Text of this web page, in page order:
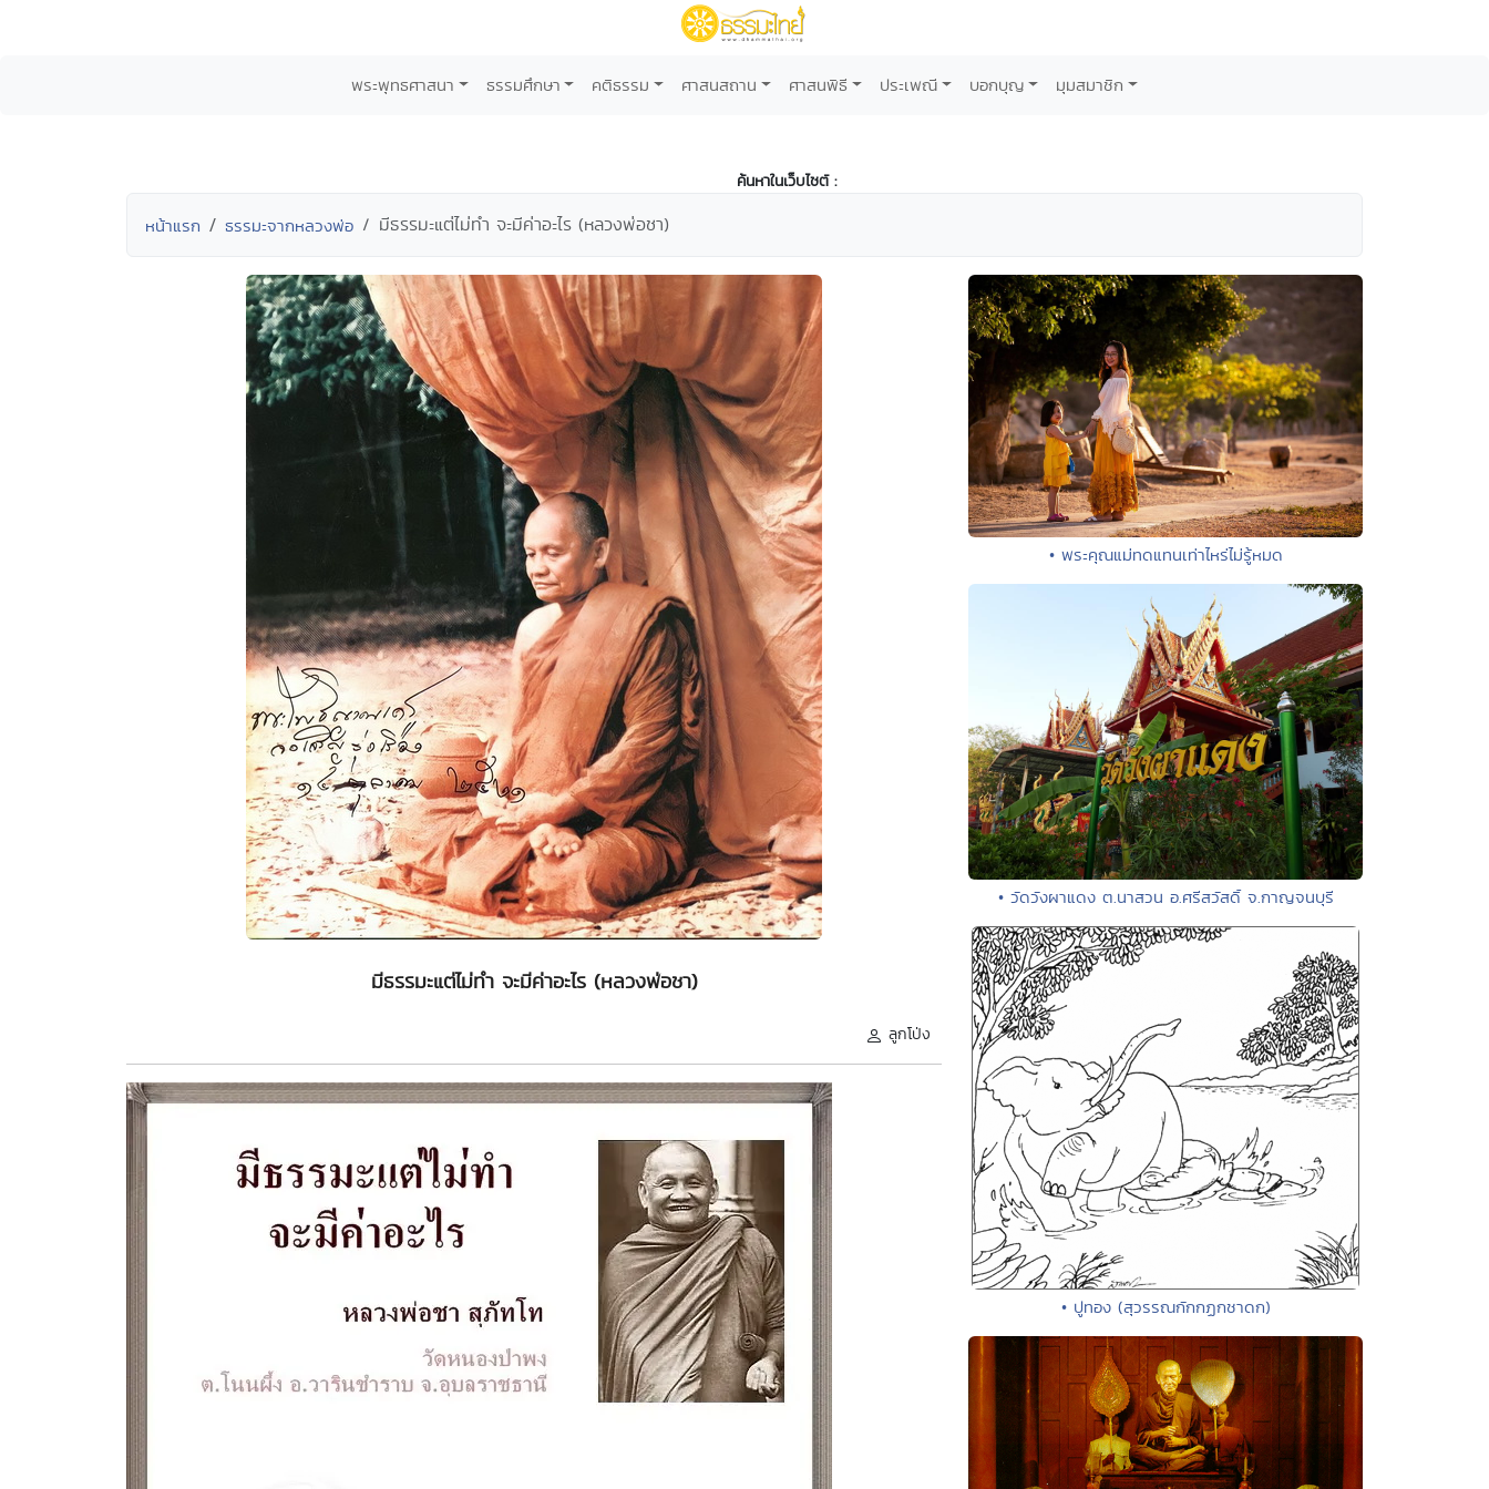
พระพุทธศาสนา ธรรมศึกษา คติธรรม ศาสนสถาน ศาสนพิธี ประเพณี บอกบุญ มุมสมาชิก
ค้นหาในเว็บไซต์ :
หน้าแรก ธรรมะจากหลวงพ่อ มีธรรมะแต่ไม่ทำ จะมีค่าอะไร (หลวงพ่อชา)
มีธรรมะแต่ไม่ทำ จะมีค่าอะไร (หลวงพ่อชา)
ลูกโป่ง
• พระคุณแม่ทดแทนเท่าไหร่ไม่รู้หมด
• วัดวังผาแดง ต.นาสวน อ.ศรีสวัสดิ์ จ.กาญจนบุรี
• ปูทอง (สุวรรณกักกฏกชาดก)